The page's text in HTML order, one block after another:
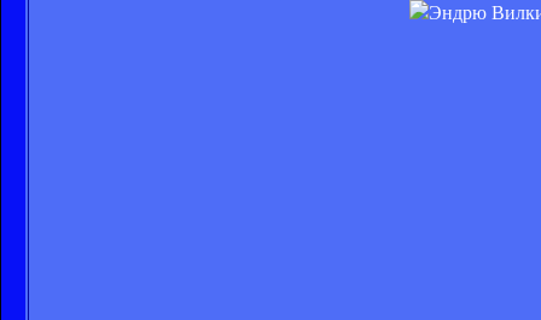
Эндрю